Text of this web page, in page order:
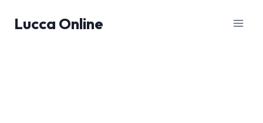
Lucca Online